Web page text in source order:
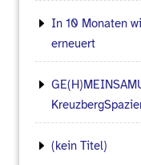
In 10 Monaten
erneuert
(kein Titel)